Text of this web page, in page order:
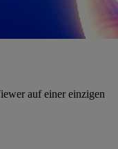
auf einer einzigen